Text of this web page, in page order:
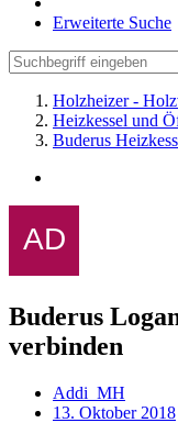
Erweiterte Suche
Holzheizer -
Heizkessel und
Buderus
Buderus
verbinden
Addi_MH
13. Oktober 2018